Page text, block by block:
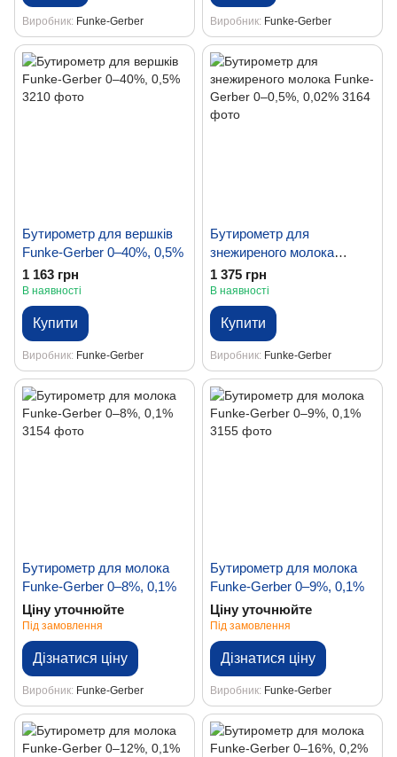
Виробник Funke-Gerber Виробник Funke-Gerber
Бутирометр для вершків
Funke-Gerber 0–40%, 0,5%
1 163 грн
В наявності
Купити
Виробник Funke-Gerber
Бутирометр для
знежиреного молока
Funke-Gerber 0–0,5%,
0,02%
1 375 грн
В наявності
Купити
Виробник Funke-Gerber
Бутирометр для молока
Funke-Gerber 0–8%, 0,1%
Ціну уточнюйте
Під замовлення
Дізнатися ціну
Виробник Funke-Gerber
Бутирометр для молока
Funke-Gerber 0–9%, 0,1%
Ціну уточнюйте
Під замовлення
Дізнатися ціну
Виробник Funke-Gerber